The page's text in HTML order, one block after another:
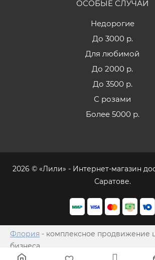
ОСОБЫЕ СЛУЧАИ
Недорогие
До 3000 р.
Для любимой
До 2000 р.
До 3500 р.
С розами
Более 5000 р.
2026 © «Лили» - Интернет-магазин
Саратове.
Флория - комплексное продвижение
бизнеса